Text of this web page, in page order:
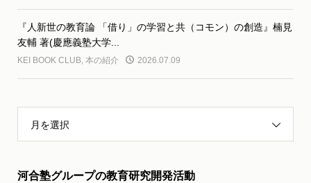
『人新世の教育論 「借り」の学習と共（コモン）の創造』楠見
友輔 著(慶應義塾大学...
KEI BOOK CLUB, 本の紹介 2026.07.09
月を選択
河合塾グループの教育研究開発活動